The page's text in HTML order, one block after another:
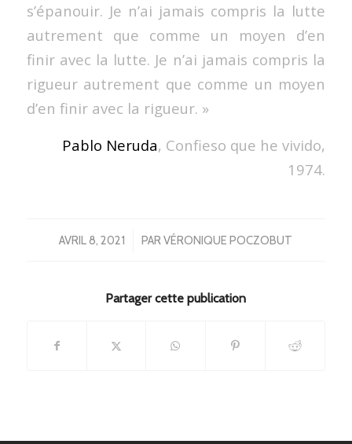
s’épanouir. Je n’ai jamais compris la lutte
autrement que comme un moyen d’en
finir avec la lutte. Je n’ai jamais compris la
rigueur autrement que comme un moyen
d’en finir avec la rigueur. »
Pablo Neruda, Confieso que he vivido,
1974.
AVRIL 8, 2021
/ PARVÉRONIQUE POCZOBUT
Partager cette publication